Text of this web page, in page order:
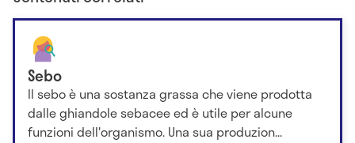
Sebo
Il sebo è una sostanza grassa che viene prodotta
dalle ghiandole sebacee ed è utile per alcune
funzioni dell'organismo. Una sua produzion...